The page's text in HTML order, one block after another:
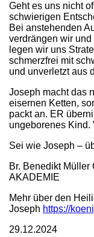
Geht es uns nicht
schwierigen
Bei anstehenden
verdrängen wir
legen wir uns
schmerzfrei mit
und unverletzt aus
Joseph macht das
eisernen Ketten,
packt an. ER
ungeborenes Kind.
Sei wie Joseph –
Br. Benedikt
AKADEMIE
Mehr über den
Joseph https://
29.12.2024